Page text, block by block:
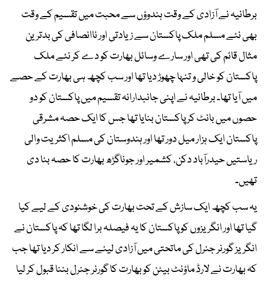
برطانیہ نے آزادی کے وقت ہندوؤں سے محبت میں تقسیم کے وقت
بھی نئے مسلم ملک پاکستان سے زیادتی اور ناانصافی کی بدترین
مثال قائم کی تھی اور سارے وسائل بھارت کو دے کر نئے ملک
پاکستان کو خالی و تنہا چھوڑ دیا تھا اور سب کچھ ہی بھارت کے حصے
میں آیا تھا۔ برطانیہ نے اپنی جانبدارانہ تقسیم میں پاکستان کو دو
حصوں میں بانٹ کر پاکستان بنایا تھا جس کا ایک حصہ مشرقی
پاکستان ایک ہزار میل دور تھا اور ہندوستان کی مسلم اکثریت والی
ریاستیں حیدرآباد دکن، کشمیر اور جوناگڑھ بھارت کا حصہ بنا دی
تھیں۔
یہ سب کچھ ایک سازش کے تحت بھارت کی خوشنودی کے لیے کیا
گیا تھا اور انگریزوں کو پاکستان کا یہ فیصلہ برا لگا تھا کہ پاکستان نے
انگریز گورنر جنرل کی ماتحتی میں آزادی لینے سے انکار کر دیا تھا جب
کہ بھارت نے لارڈ ماؤنٹ بیٹن کو بھارت کا گورنر جنرل بننا قبول کر لیا